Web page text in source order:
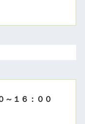
１６：００